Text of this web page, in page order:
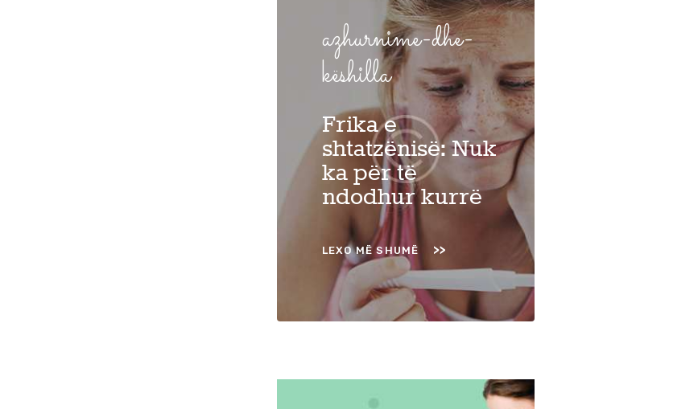
azhurnime-dhe-
këshilla
Frika e
shtatzënisë: Nuk
ka për të
ndodhur kurrë
LEXO MË SHUMË